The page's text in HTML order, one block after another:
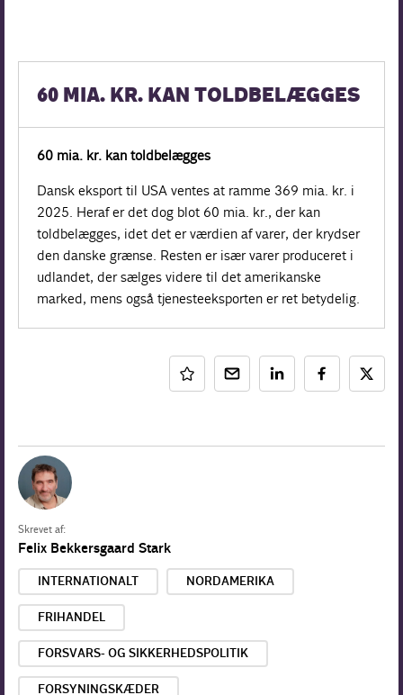
60 MIA. KR. KAN TOLDBELÆGGES
60 mia. kr. kan toldbelægges
Dansk eksport til USA ventes at ramme 369 mia. kr. i
2025. Heraf er det dog blot 60 mia. kr., der kan
toldbelægges, idet det er værdien af varer, der krydser
den danske grænse. Resten er især varer produceret i
udlandet, der sælges videre til det amerikanske
marked, mens også tjenesteeksporten er ret betydelig.
Skrevet af:
Felix Bekkersgaard Stark
INTERNATIONALT NORDAMERIKA
FRIHANDEL
FORSVARS- OG SIKKERHEDSPOLITIK
FORSYNINGSKÆDER